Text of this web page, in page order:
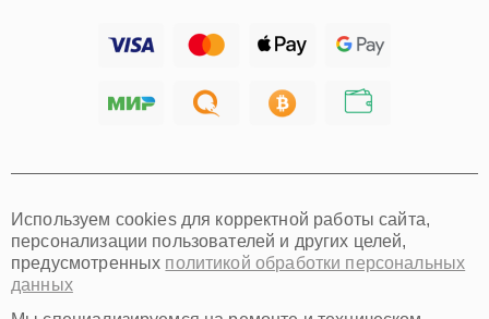
Хабаровск
Омск
Красноярск
Пермь
Ульяновск
Используем cookies для корректной работы сайта,
персонализации пользователей и других целей,
предусмотренных политикой обработки персональных
данных